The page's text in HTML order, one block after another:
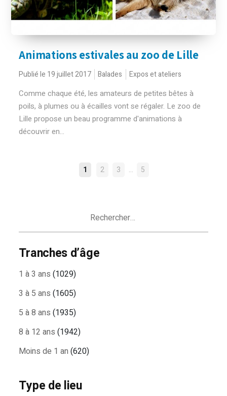
Animations estivales au zoo de Lille
Publié le 19 juillet 2017 Balades Expos et ateliers
Comme chaque été, les amateurs de petites bêtes à
poils, à plumes ou à écailles vont se régaler. Le zoo de
Lille propose un beau programme d'animations à
découvrir en...
NAVIGATION
1 2 3 … 5
Tranches d’âge
1 à 3 ans (1029)
3 à 5 ans (1605)
5 à 8 ans (1935)
8 à 12 ans (1942)
Moins de 1 an (620)
Type de lieu